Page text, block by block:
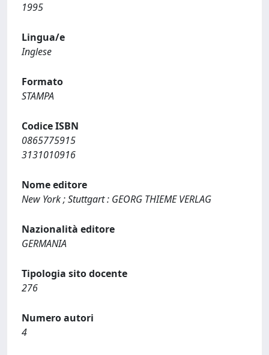
1995
Lingua/e
Inglese
Formato
STAMPA
Codice ISBN
0865775915
3131010916
Nome editore
New York ; Stuttgart : GEORG THIEME VERLAG
Nazionalità editore
GERMANIA
Tipologia sito docente
276
Numero autori
4